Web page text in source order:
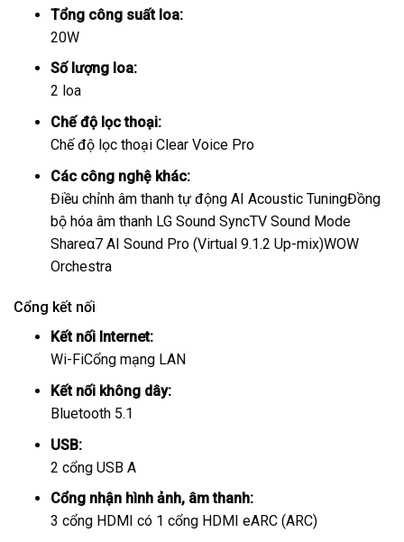
Tổng công suất loa:
20W
Số lượng loa:
2 loa
Chế độ lọc thoại:
Chế độ lọc thoại Clear Voice Pro
Các công nghệ khác:
Điều chỉnh âm thanh tự động AI Acoustic TuningĐồng
bộ hóa âm thanh LG Sound SyncTV Sound Mode
Shareα7 AI Sound Pro (Virtual 9.1.2 Up-mix)WOW
Orchestra
Cổng kết nối
Kết nối Internet:
Wi-FiCổng mạng LAN
Kết nối không dây:
Bluetooth 5.1
USB:
2 cổng USB A
Cổng nhận hình ảnh, âm thanh:
3 cổng HDMI có 1 cổng HDMI eARC (ARC)